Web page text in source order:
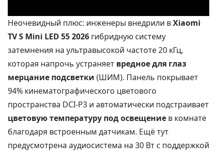
Неочевидный плюс: инженеры внедрили вXiaomi
TV S Mini LED 55 2026 гибридную систему
затемнения на ультравысокой частоте 20 кГц,
которая напрочь устраняет вредное для глаз
мерцание подсветки (ШИМ). Панель покрывает
94% кинематографического цветового
пространства DCI-P3 и автоматически подстраивает
цветовую температуру под освещение в комнате
благодаря встроенным датчикам. Ещё тут
предусмотрена аудиосистема на 30 Вт с поддержкой